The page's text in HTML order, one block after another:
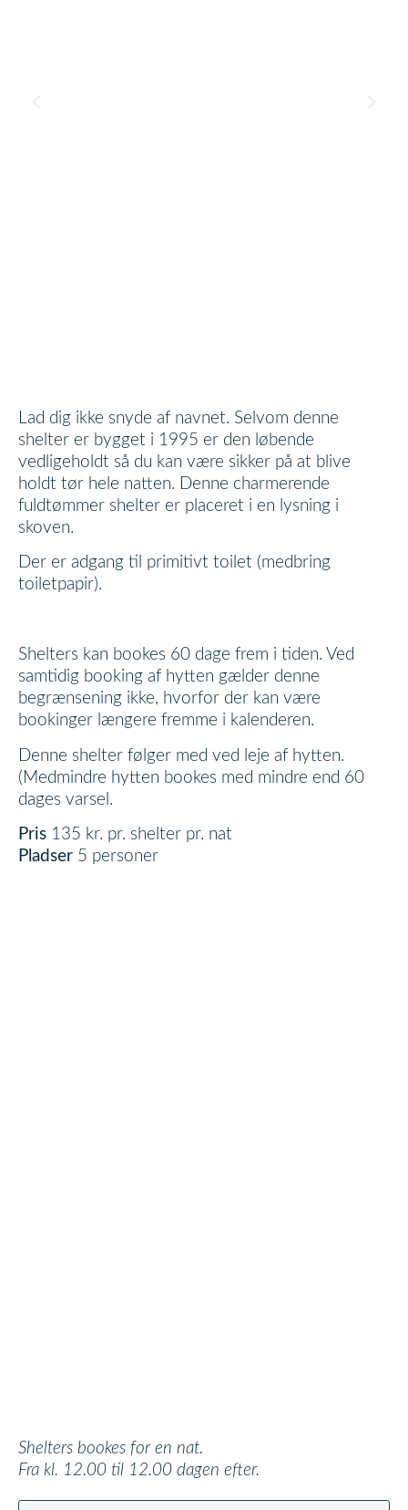
Lad dig ikke snyde af navnet. Selvom denne
shelter er bygget i 1995 er den løbende
vedligeholdt så du kan være sikker på at blive
holdt tør hele natten. Denne charmerende
fuldtømmer shelter er placeret i en lysning i
skoven.
Der er adgang til primitivt toilet (medbring
toiletpapir).
Shelters kan bookes 60 dage frem i tiden. Ved
samtidig booking af hytten gælder denne
begrænsening ikke, hvorfor der kan være
bookinger længere fremme i kalenderen.
Denne shelter følger med ved leje af hytten.
(Medmindre hytten bookes med mindre end 60
dages varsel.
Pris 135 kr. pr. shelter pr. nat
Pladser 5 personer
Shelters bookes for en nat.
Fra kl. 12.00 til 12.00 dagen efter.